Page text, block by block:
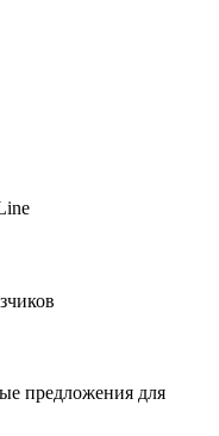
предложения для